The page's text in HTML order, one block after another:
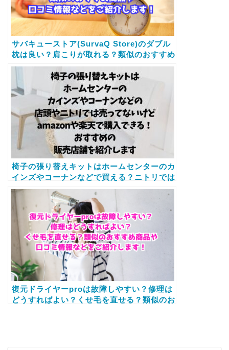
サバキューストア(SurvaQ Store)のダブル
枕は良い？肩こりが取れる？類似のおすすめ
商品や口コミ情報などをご紹介します！
椅子の張り替えキットはホームセンターのカ
インズやコーナンなどで買える？ニトリでは
売ってるかとamazonや楽天の販売店舗を紹
復元ドライヤーproは故障しやすい？修理は
どうすればよい？くせ毛を直せる？類似のお